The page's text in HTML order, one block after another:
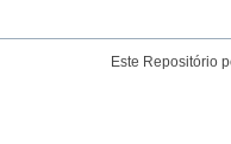
Este Repositório